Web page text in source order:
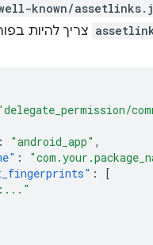
known/
צריך להיות
: "android_app" ,
:
:
[